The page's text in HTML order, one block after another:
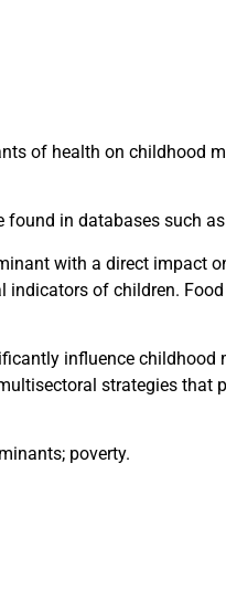
of health on childhood
found in databases such
with a direct impact
of children.
influence
strategies
poverty.